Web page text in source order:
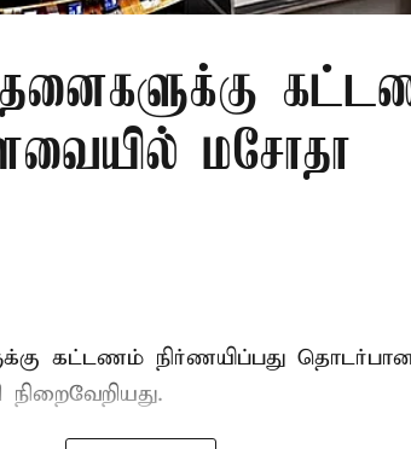
மசோதா
கட்டணம் நிர்ணயிப்பது